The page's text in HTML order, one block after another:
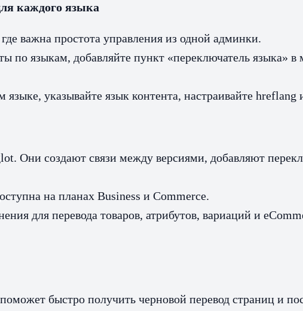
каждого языка
важна простота управления из одной админки.
по языкам, добавляйте пункт «переключатель языка»
указывайте язык контента, настраивайте
Они создают связи между версиями, добавляют
на планах Business и Commerce.
для перевода товаров, атрибутов, вариаций и
быстро получить черновой перевод страниц и